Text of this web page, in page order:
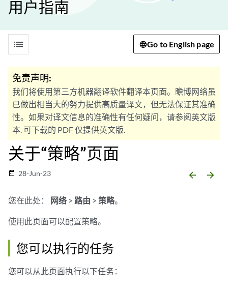
用户指南
list Go to English page
免责声明:
我们将使用第三方机器翻译软件翻译本页面。瞻博网络虽
已做出相当大的努力提供高质量译文，但无法保证其准确
性。如果对译文信息的准确性有任何疑问，请参阅英文版
本. 可下载的 PDF 仅提供英文版.
关于“策略”页面
date_range 28-Jun-23 arrow_backward arrow_forward
您在此处： 网络 > 路由 > 策略。
使用此页面可以配置策略。
您可以执行的任务
您可以从此页面执行以下任务：